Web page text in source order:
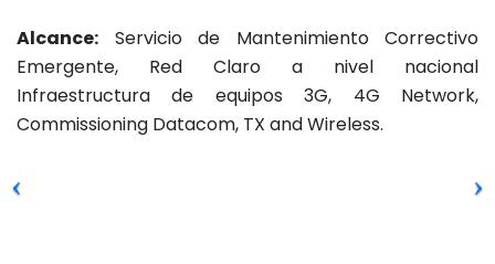
Alcance: Servicio de Mantenimiento Correctivo
Emergente, Red Claro a nivel nacional
Infraestructura de equipos 3G, 4G Network,
Commissioning Datacom, TX and Wireless.